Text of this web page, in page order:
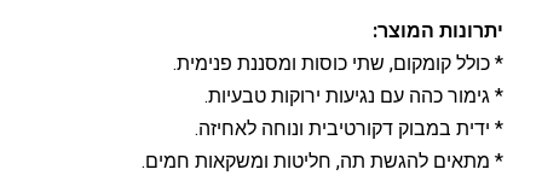
יתרונות המוצר:
* כולל קומקום, שתי כוסות ומסננת פנימית.
* גימור כהה עם נגיעות ירוקות טבעיות.
* ידית במבוק דקורטיבית ונוחה לאחיזה.
* מתאים להגשת תה, חליטות ומשקאות חמים.